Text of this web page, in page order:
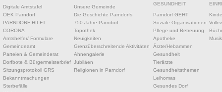
Digitale Amtstafel
ÖEK Parndorf
PARNDORF HILFT
CORONA
Amtshelfer/ Formulare
Gemeindeamt
Parteien & Gemeinderat
Dorfbote & Bürgermeisterbrief
Sitzungsprotokoll GRS
Bekanntmachungen
Sterbefälle
Unsere Gemeinde
Die Geschichte Parndorfs
750 Jahre Parndorf
Topothek
Neuigkeiten
Grenzüberschreitende Aktivitäten
Ahnengalerie
Jubiläen
Religionen in Parndorf
GESUNDHEIT
Parndorf GEHT
Soziale Organisationen
Pflege und Betreuung
Apotheke
Ärzte/Hebammen
Gesundheit
Tierärzte
Gesundheitsthemen
Leihomas
Gesundes Dorf